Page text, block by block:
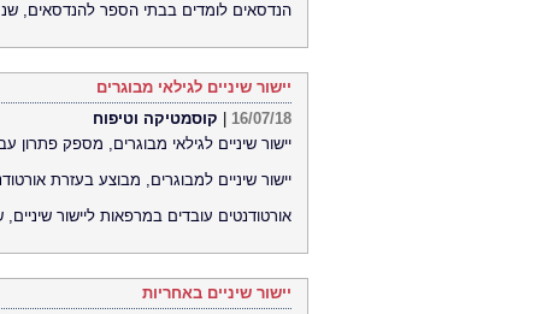
הנדסאים לומדים בבתי הספר להנדסאים,
יישור שיניים לגילאי מבוגרים
16/07/18
קוסמטיקה וטיפוח
יישור שיניים לגילאי מבוגרים, מספק פתרון
יישור שיניים למבוגרים, מבוצע בעזרת
אורטודנטים עובדים במרפאות ליישור
יישור שיניים באחריות